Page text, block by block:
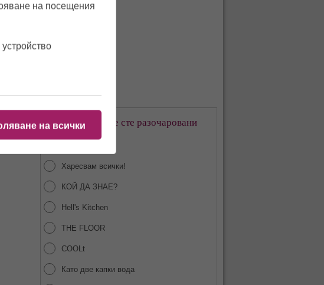
От кое предаване сте разочаровани
Харесвам всички!
КОЙ ДА ЗНАЕ?
Hell's Kitchen
THE FLOOR
COOLt
Като две капки вода
на посещения
на всички